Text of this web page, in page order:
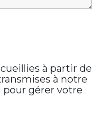
à partir de
à notre
gérer votre